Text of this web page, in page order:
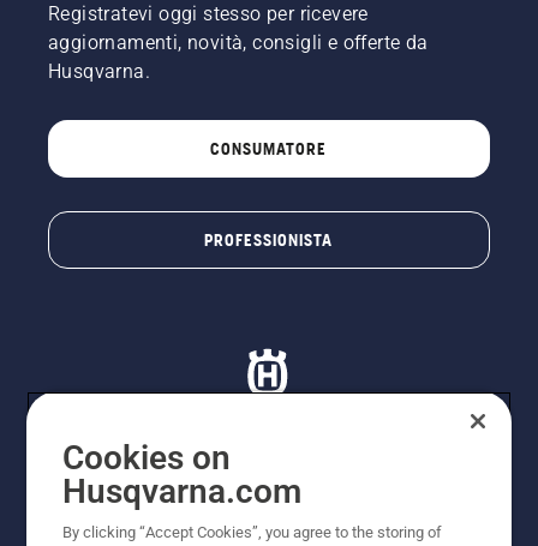
Registratevi oggi stesso per ricevere
aggiornamenti, novità, consigli e offerte da
Husqvarna.
CONSUMATORE
PROFESSIONISTA
© Husqvarna AB (publ). Tutti i diritti riservati. I prezzi
Husqvarna Schweiz AG per i rivenditori specializzati
Cookies on
Husqvarna.com
By clicking “Accept Cookies”, you agree to the storing of